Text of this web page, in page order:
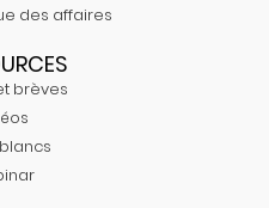
des affaires
brèves